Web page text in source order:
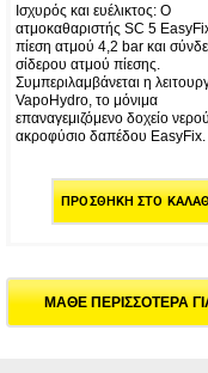
Ισχυρός και ευέλικτος: Ο
ατμοκαθαριστής SC 5
πίεση ατμού 4,2 bar και
σίδερου ατμού πίεσης.
Συμπεριλαμβάνεται η
VapoHydro, το μόνιμα
επαναγεμιζόμενο δοχείο
ακροφύσιο δαπέδου EasyFix.
ΠΡΟΣΘΉΚΗ ΣΤΟ
ΜΑΘΕ ΠΕΡΙΣΣΟΤΕΡΑ